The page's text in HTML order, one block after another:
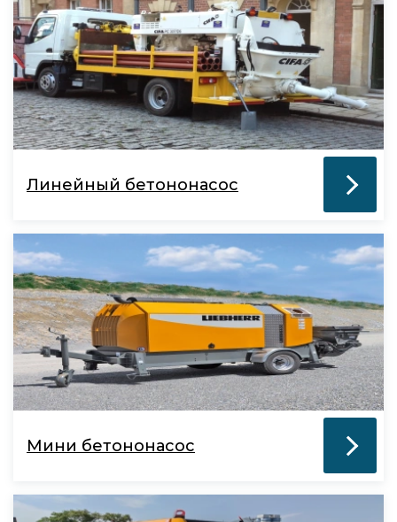
Линейный бетононасос
Мини бетононасос